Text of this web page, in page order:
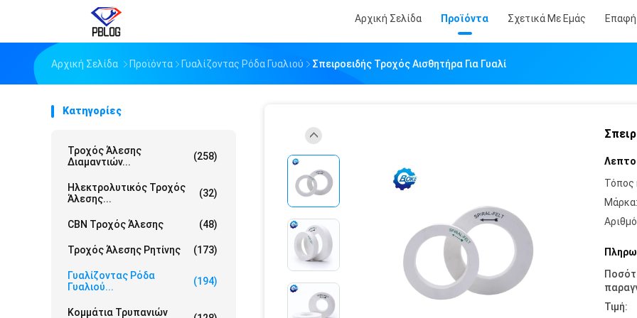
Αρχική Σελίδα Προϊόντα Σχετικά Με Εμάς Επαφή
Αρχική Σελίδα Προϊόντα Γυαλίζοντας Ρόδα Γυαλιού Σπειροειδής Τροχός Αισθητήρα Για Γυαλί
Κατηγορίες
Τροχός Άλεσης
Διαμαντιών...
(258)
Ηλεκτρολυτικός Τροχός
Άλεσης...
(32)
CBN Τροχός Άλεσης (48)
Τροχός Άλεσης Ρητίνης (173)
Γυαλίζοντας Ρόδα
Γυαλιού...
(194)
Κομμάτια Τρυπανιών
Τόπος
Μάρκα:
Τιμή: